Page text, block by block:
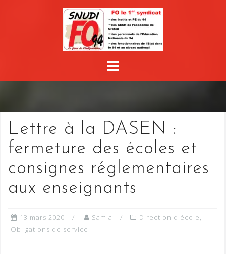
Lettre à la DASEN :
fermeture des écoles et
consignes réglementaires
aux enseignants
13 mars 2020 Samia Direction d'école,
Obligations de service